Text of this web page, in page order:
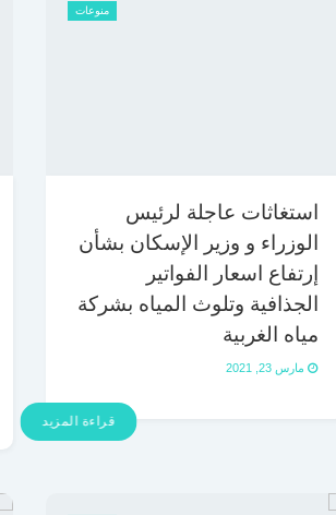
منوعات
استغاثات عاجلة لرئيس
الوزراء و وزير الإسكان بشأن
إرتفاع اسعار الفواتير
الجذافية وتلوث المياه بشركة
مياه الغربية
مارس 23, 2021
قراءة المزيد